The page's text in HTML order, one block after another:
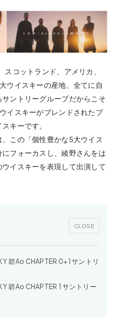
スコットランド、アメリカ、
ウイスキーの産地、全てに自
ントリーグループだからこそ
イスキーがブレンドされたプ
キーです。
この「個性豊かな5大ウイス
フォーカスし、綾野さんをは
イスキーを表現して出演して
CLOSE
碧Ao CHAPTER 0+1 サントリ
碧Ao CHAPTER 1 サントリー